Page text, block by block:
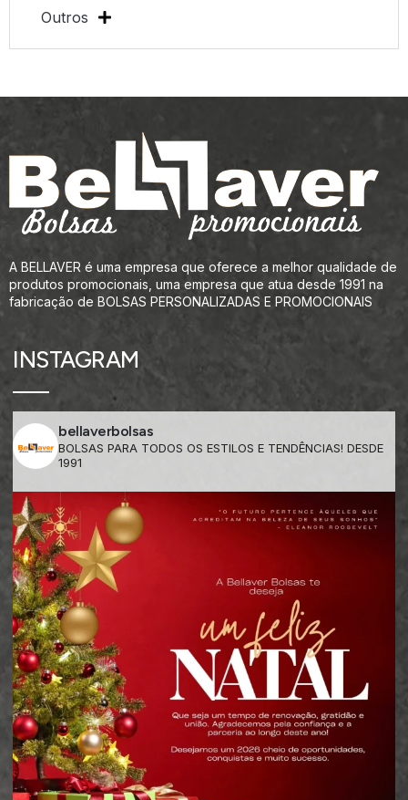
Outros
A BELLAVER é uma empresa que oferece a melhor qualidade de
produtos promocionais, uma empresa que atua desde 1991 na
fabricação de BOLSAS PERSONALIZADAS E PROMOCIONAIS
INSTAGRAM
bellaverbolsas
BOLSAS PARA TODOS OS ESTILOS E TENDÊNCIAS! DESDE
1991